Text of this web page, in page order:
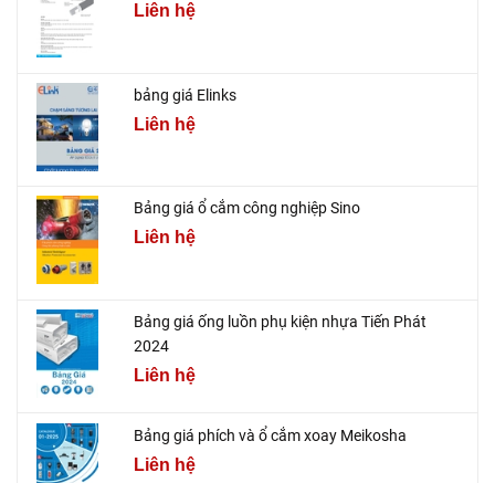
Liên hệ
bảng giá Elinks
Liên hệ
Bảng giá ổ cắm công nghiệp Sino
Liên hệ
Bảng giá ống luồn phụ kiện nhựa Tiến Phát
2024
Liên hệ
Bảng giá phích và ổ cắm xoay Meikosha
Liên hệ